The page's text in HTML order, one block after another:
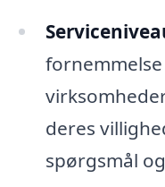
deres
spørgsmål